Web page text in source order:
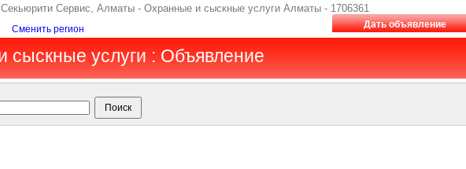
Сервис, Алматы - Охранные и сыскные услуги Алматы - 1706361
Сменить регион Дать объявление
услуги : Объявление